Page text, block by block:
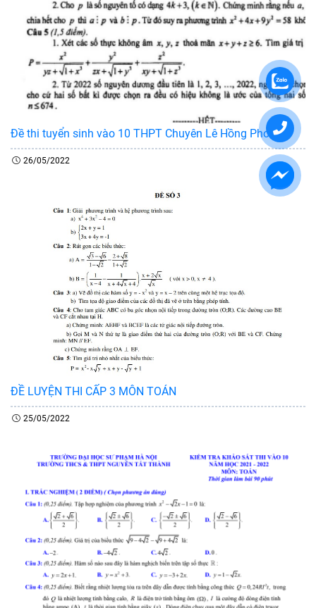
Đề thi tuyển sinh vào 10 THPT Chuyên Lê Hồng Phong
26/05/2022
ĐỀ LUYỆN THI CẤP 3 MÔN TOÁN
25/05/2022